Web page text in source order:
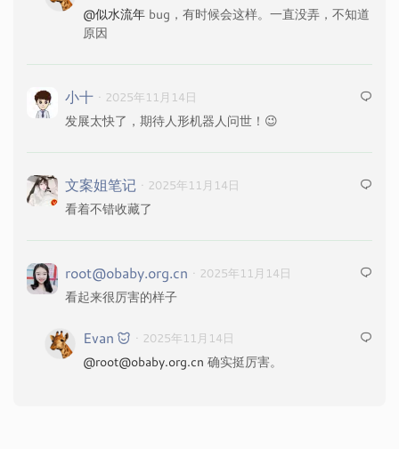
@似水流年 bug，有时候会这样。一直没弄，不知道
原因
小十 · 2025年11月14日
发展太快了，期待人形机器人问世！😉
文案姐笔记 · 2025年11月14日
看着不错收藏了
root@obaby.org.cn · 2025年11月14日
看起来很厉害的样子
Evan · 2025年11月14日
@root@obaby.org.cn 确实挺厉害。